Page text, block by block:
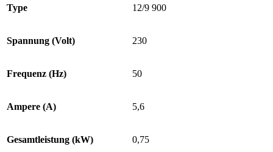
Type 12/9 900
Spannung (Volt) 230
Frequenz (Hz) 50
Ampere (A) 5,6
Gesamtleistung (kW) 0,75